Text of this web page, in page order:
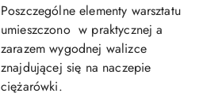
Poszczególne elementy warsztatu
umieszczono w praktycznej a
zarazem wygodnej walizce
znajdującej się na naczepie
ciężarówki.